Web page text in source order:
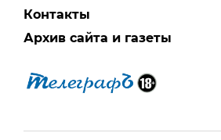
Контакты
Архив сайта и газеты